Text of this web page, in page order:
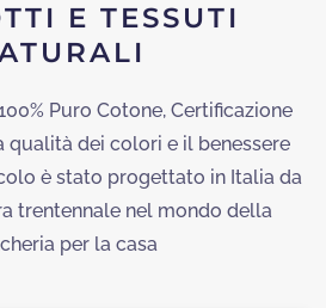
E TESSUTI
Puro Cotone, Certificazione
qualità dei colori e il benessere
è stato progettato in Italia da
trentennale nel mondo della
per la casa